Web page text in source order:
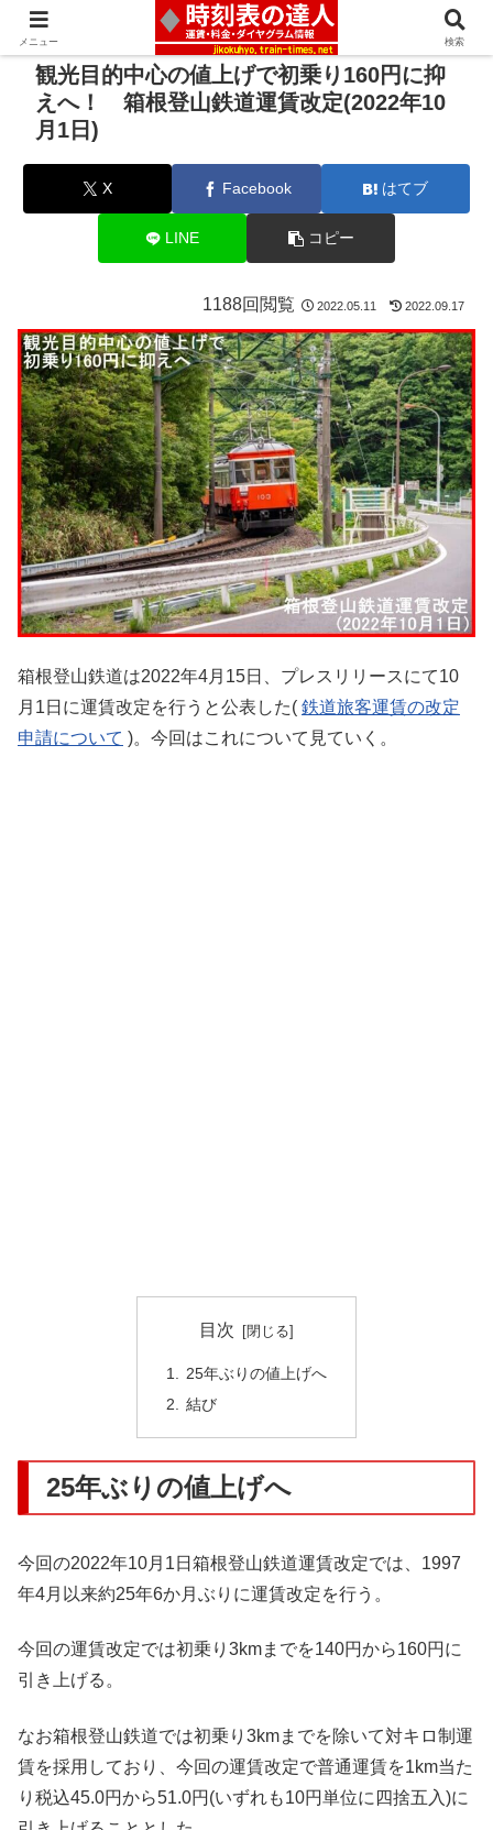
観光目的中心の値上げで初乗り160円に抑
えへ！ 箱根登山鉄道運賃改定(2022年10
月1日)
X Facebook はてブ
LINE コピー
1188回閲覧 2022.05.11 2022.09.17
箱根登山鉄道は2022年4月15日、プレスリリースにて10
月1日に運賃改定を行うと公表した( 鉄道旅客運賃の改定
申請について )。今回はこれについて見ていく。
目次
25年ぶりの値上げへ
結び
25年ぶりの値上げへ
今回の2022年10月1日箱根登山鉄道運賃改定では、1997
年4月以来約25年6か月ぶりに運賃改定を行う。
今回の運賃改定では初乗り3kmまでを140円から160円に
引き上げる。
なお箱根登山鉄道では初乗り3kmまでを除いて対キロ制運
賃を採用しており、今回の運賃改定で普通運賃を1km当た
り税込45.0円から51.0円(いずれも10円単位に四捨五入)に
メニュー 検索